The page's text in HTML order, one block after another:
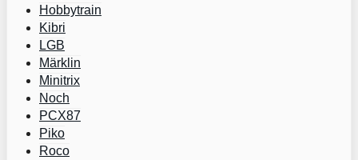
Hobbytrain
Kibri
LGB
Märklin
Minitrix
Noch
PCX87
Piko
Roco